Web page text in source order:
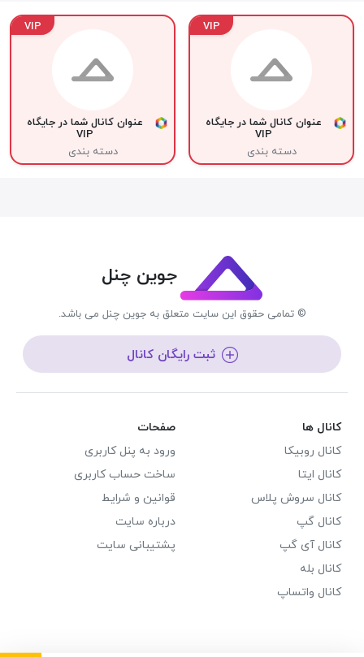
VIP
عنوان کانال شما در جایگاه
VIP
دسته بندی
VIP
عنوان کانال شما در جایگاه
VIP
دسته بندی
جوین چنل
© تمامی حقوق این سایت متعلق به جوین چنل می باشد.
ثبت رایگان کانال
کانال ها
کانال روبیکا
کانال ایتا
کانال سروش پلاس
کانال گپ
کانال آی گپ
کانال بله
کانال واتساپ
صفحات
ورود به پنل کاربری
ساخت حساب کاربری
قوانین و شرایط
درباره سایت
پشتیبانی سایت